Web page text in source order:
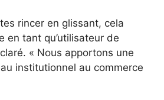
rincer en glissant, cela
en tant qu’utilisateur de
« Nous apportons une
institutionnel au commerce